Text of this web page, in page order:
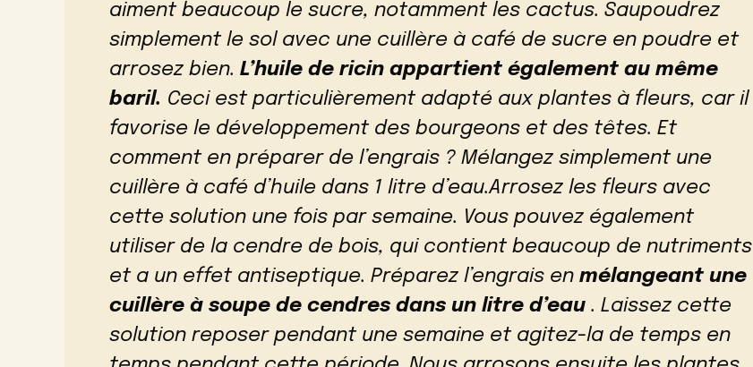
aiment beaucoup le sucre, notamment les cactus. Saupoudrez
simplement le sol avec une cuillère à café de sucre en poudre et
arrosez bien. L’huile de ricin appartient également au même
baril. Ceci est particulièrement adapté aux plantes à fleurs, car il
favorise le développement des bourgeons et des têtes. Et
comment en préparer de l’engrais ? Mélangez simplement une
cuillère à café d’huile dans 1 litre d’eau.Arrosez les fleurs avec
cette solution une fois par semaine. Vous pouvez également
utiliser de la cendre de bois, qui contient beaucoup de nutriments
et a un effet antiseptique. Préparez l’engrais en mélangeant une
cuillère à soupe de cendres dans un litre d’eau . Laissez cette
solution reposer pendant une semaine et agitez-la de temps en